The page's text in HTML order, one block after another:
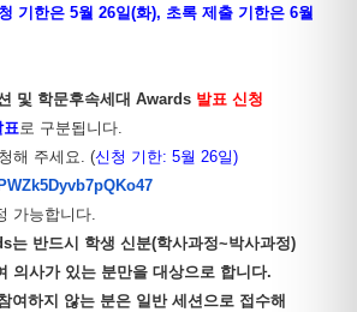
기한은 5월 26일(화), 초록 제출 기한은 6월
및 학문후속세대 Awards 발표 신청
표로 구분됩니다.
해 주세요. (신청 기한: 5월 26일)
가능합니다.
는 반드시 학생 신분(학사과정~박사과정)
의사가 있는 분만을 대상으로 합니다.
여하지 않는 분은 일반 세션으로 접수해